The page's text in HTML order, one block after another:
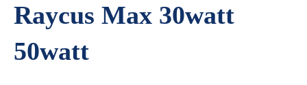
Raycus Max 30watt
50watt